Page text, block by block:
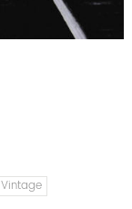
Vintage